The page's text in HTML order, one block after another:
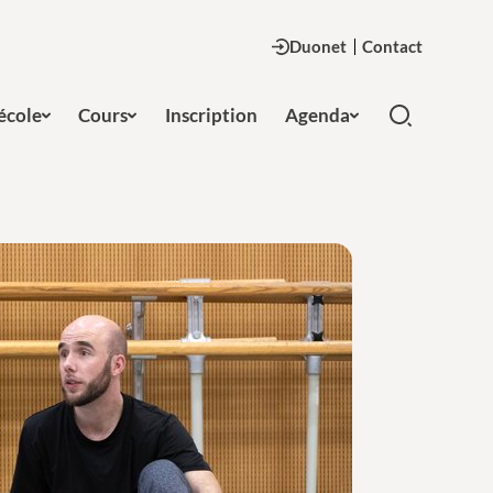
Duonet Contact
Cours Inscription Agenda